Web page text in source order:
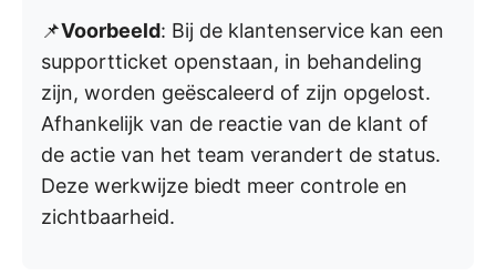
📌Voorbeeld: Bij de klantenservice kan een
supportticket openstaan, in behandeling
zijn, worden geëscaleerd of zijn opgelost.
Afhankelijk van de reactie van de klant of
de actie van het team verandert de status.
Deze werkwijze biedt meer controle en
zichtbaarheid.